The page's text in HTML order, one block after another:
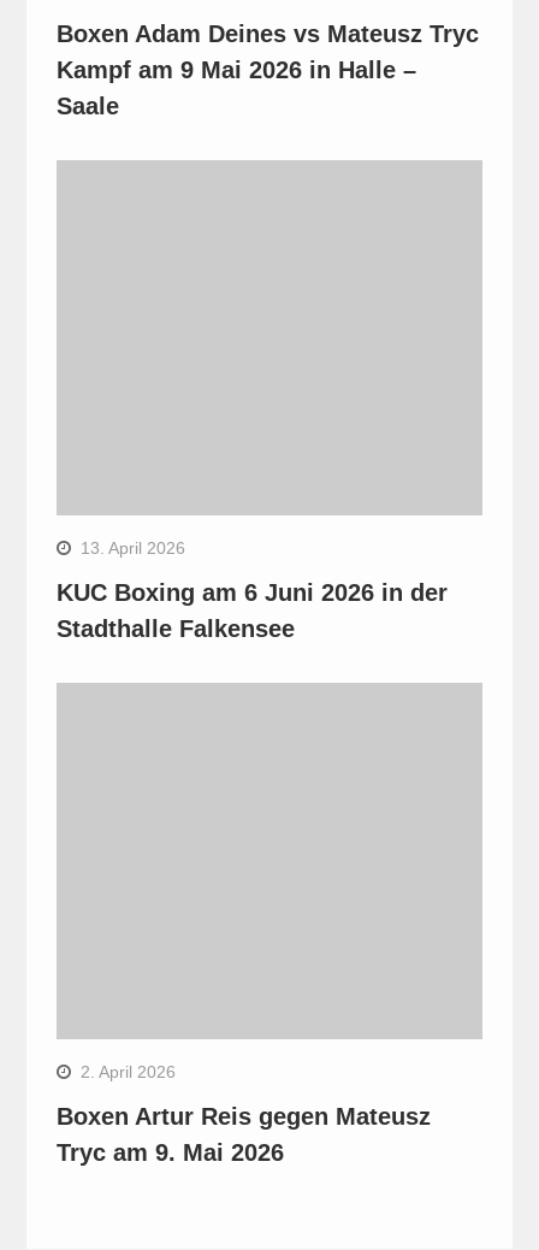
Boxen Adam Deines vs Mateusz Tryc
Kampf am 9 Mai 2026 in Halle –
Saale
13. April 2026
KUC Boxing am 6 Juni 2026 in der
Stadthalle Falkensee
2. April 2026
Boxen Artur Reis gegen Mateusz
Tryc am 9. Mai 2026